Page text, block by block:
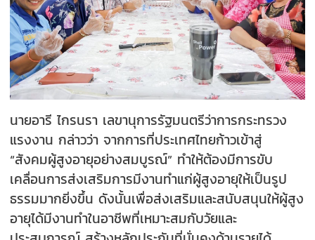
นายอารี ไกรนรา เลขานุการรัฐมนตรีว่าการกระทรวง
แรงงาน กล่าวว่า จากการที่ประเทศไทยก้าวเข้าสู่
“สังคมผู้สูงอายุอย่างสมบูรณ์” ทำให้ต้องมีการขับ
เคลื่อนการส่งเสริมการมีงานทำแก่ผู้สูงอายุให้เป็นรูป
ธรรมมากยิ่งขึ้น ดังนั้นเพื่อส่งเสริมและสนับสนุนให้ผู้สูง
อายุได้มีงานทำในอาชีพที่เหมาะสมกับวัยและ